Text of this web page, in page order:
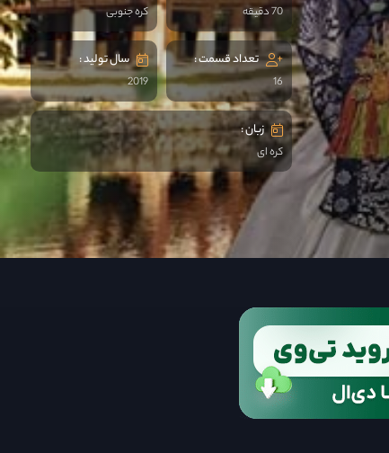
70 دقیقه کره جنوبی
تعداد قسمت :
16
سال تولید :
2019
زبان :
کره ای